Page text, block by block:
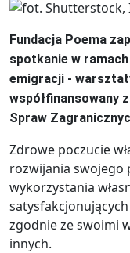
Fundacja Poema
spotkanie w
emigracji -
współfinansowany
Spraw
Zdrowe poczucie
rozwijania swojego
wykorzystania
zgodnie ze swoimi
innych.